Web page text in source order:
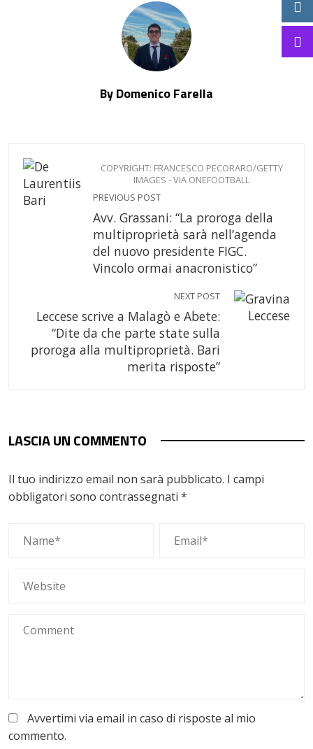
By Domenico Farella
COPYRIGHT: FRANCESCO PECORARO/GETTY
IMAGES - VIA ONEFOOTBALL
PREVIOUS POST
Avv. Grassani: “La proroga della
multiproprietà sarà nell’agenda
del nuovo presidente FIGC.
Vincolo ormai anacronistico”
NEXT POST
Leccese scrive a Malagò e Abete:
“Dite da che parte state sulla
proroga alla multiproprietà. Bari
merita risposte”
LASCIA UN COMMENTO
Il tuo indirizzo email non sarà pubblicato. I campi
obbligatori sono contrassegnati *
Avvertimi via email in caso di risposte al mio
commento.